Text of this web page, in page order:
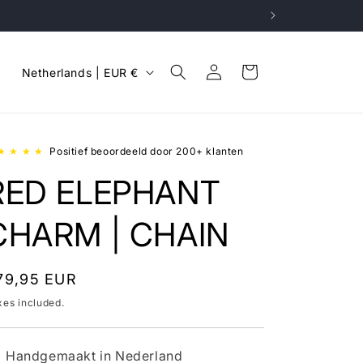
C
n
r
y
/
r
e
i
Netherlands | EUR €
Log
in
Cart
★ ★ ★ Positief beoordeeld door 200+ klanten
ELEPHANT
| CHAIN
EUR
included.
Handgemaakt in Nederland